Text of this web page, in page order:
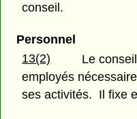
conseil.
Personnel
13(2)
Le
employés
ses activités. Il fixe